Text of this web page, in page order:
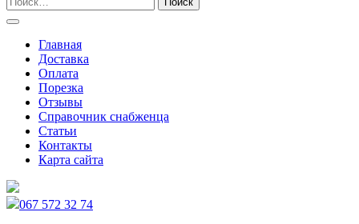
Главная
Доставка
Оплата
Порезка
Отзывы
Справочник снабженца
Статьи
Контакты
Карта сайта
067 572 32 74